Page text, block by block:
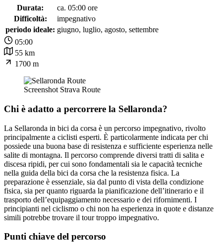
Durata:
ca. 05:00 ore
Difficoltà:
impegnativo
periodo ideale: giugno, luglio, agosto, settembre
05:00
55 km
1700 m
Screenshot Strava Route
Chi è adatto a percorrere la Sellaronda?
La Sellaronda in bici da corsa è un percorso impegnativo, rivolto
principalmente a ciclisti esperti. È particolarmente indicata per chi
possiede una buona base di resistenza e sufficiente esperienza nelle
salite di montagna. Il percorso comprende diversi tratti di salita e
discesa ripidi, per cui sono fondamentali sia le capacità tecniche
nella guida della bici da corsa che la resistenza fisica. La
preparazione è essenziale, sia dal punto di vista della condizione
fisica, sia per quanto riguarda la pianificazione dell’itinerario e il
trasporto dell’equipaggiamento necessario e dei rifornimenti. I
principianti nel ciclismo o chi non ha esperienza in quote e distanze
simili potrebbe trovare il tour troppo impegnativo.
Punti chiave del percorso